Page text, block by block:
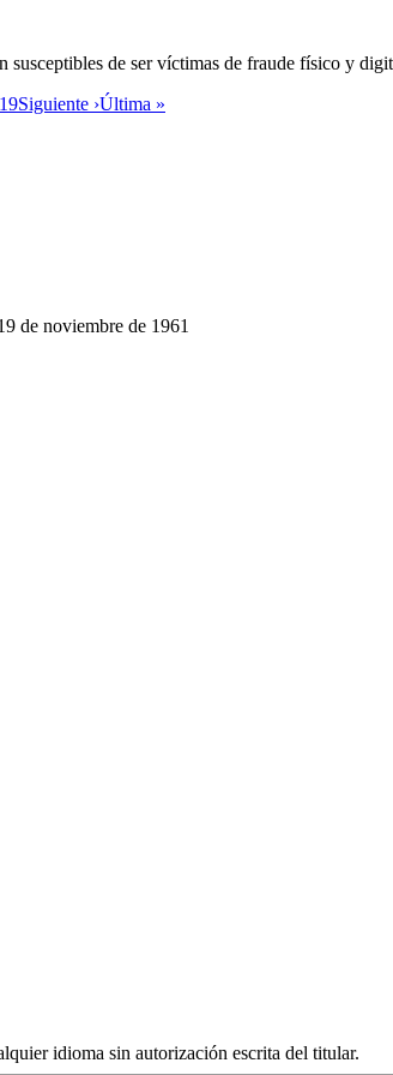
de ser víctimas de fraude físico y
Siguiente ›Última »
de noviembre de 1961
idioma sin autorización escrita del titular.